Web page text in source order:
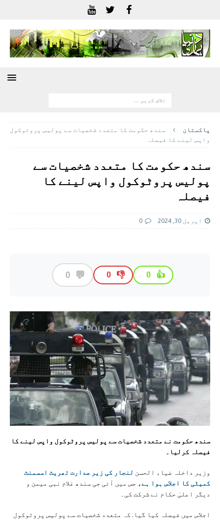
پاکستان
سندھ حکومت کا متعدد شخصیات سے پولیس پروٹوکول
واپس لینے کا فیصلہ
سندھ حکومت کا متعدد شخصیات سے
پولیس پروٹوکول واپس لینے کا
فیصلہ
اپریل 30, 2024 0
👍
0
👎
0
💬
0
سندھ حکومت نے متعدد شخصیات سے پولیس پروٹوکول واپس لینے کا
فیصلہ کرلیا۔
وزیر داخلہ ضیاء الحسن لنجار کی زیر صدارت تھریٹ اسسمنٹ
کمیٹی کا اجلاس ہوا ہے، جس میں آئی جی سندھ غلام نبی میمن و
دیگر اعلیٰ حکام نے شرکت کی۔
اجلاس میں فیصلہ کیا گیا. کہ متعدد شخصیات سے پولیس پروٹوکول